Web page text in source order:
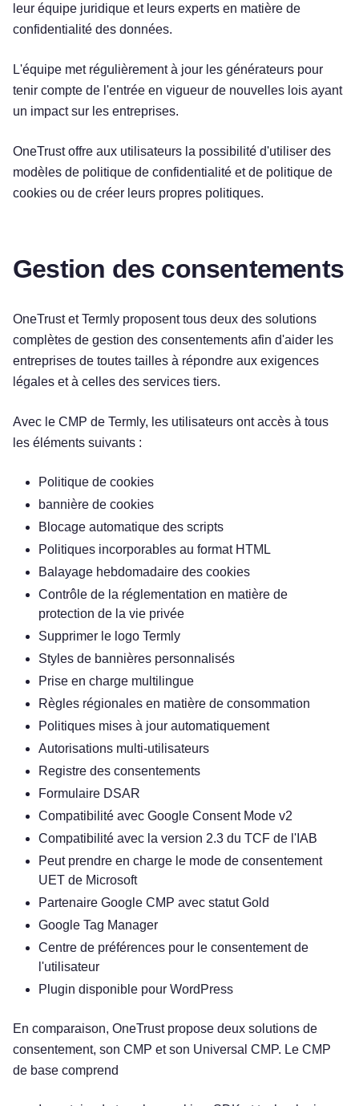
Essayez gratuitement !
leur équipe juridique et leurs experts en matière de
confidentialité des données.
L'équipe met régulièrement à jour les générateurs pour
tenir compte de l'entrée en vigueur de nouvelles lois ayant
un impact sur les entreprises.
OneTrust offre aux utilisateurs la possibilité d'utiliser des
modèles de politique de confidentialité et de politique de
cookies ou de créer leurs propres politiques.
Gestion des consentements
OneTrust et Termly proposent tous deux des solutions
complètes de gestion des consentements afin d'aider les
entreprises de toutes tailles à répondre aux exigences
légales et à celles des services tiers.
Avec le CMP de Termly, les utilisateurs ont accès à tous
les éléments suivants :
Politique de cookies
bannière de cookies
Blocage automatique des scripts
Politiques incorporables au format HTML
Balayage hebdomadaire des cookies
Contrôle de la réglementation en matière de
protection de la vie privée
Supprimer le logo Termly
Styles de bannières personnalisés
Prise en charge multilingue
Règles régionales en matière de consommation
Politiques mises à jour automatiquement
Autorisations multi-utilisateurs
Registre des consentements
Formulaire DSAR
Compatibilité avec Google Consent Mode v2
Compatibilité avec la version 2.3 du TCF de l'IAB
Peut prendre en charge le mode de consentement
UET de Microsoft
Partenaire Google CMP avec statut Gold
Google Tag Manager
Centre de préférences pour le consentement de
l'utilisateur
Plugin disponible pour WordPress
En comparaison, OneTrust propose deux solutions de
consentement, son CMP et son Universal CMP. Le CMP
de base comprend